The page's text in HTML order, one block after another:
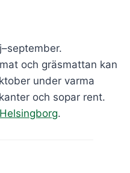
och gräsmattan kan
under varma
och sopar rent.
.